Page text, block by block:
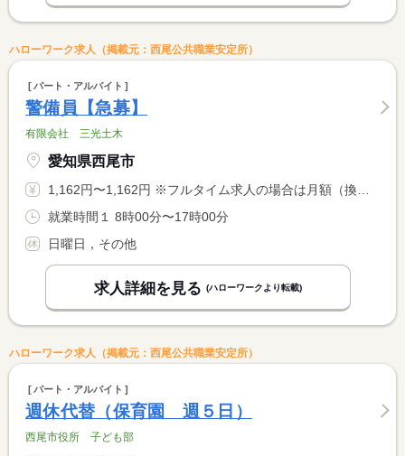
ハローワーク求人（掲載元：西尾公共職業安定所）
パート・アルバイト
警備員【急募】
有限会社 三光土木
愛知県西尾市
1,162円〜1,162円 ※フルタイム求人の場合は月額（換算額）、パート求人の場合は時間額を表示しています。
就業時間１ 8時00分〜17時00分
日曜日，その他
求人詳細を見る (ハローワークより転載)
ハローワーク求人（掲載元：西尾公共職業安定所）
パート・アルバイト
週休代替（保育園 週５日）
西尾市役所 子ども部